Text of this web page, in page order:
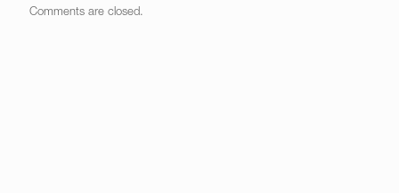
Comments are closed.